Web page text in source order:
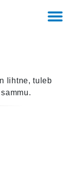
lihtne, tuleb